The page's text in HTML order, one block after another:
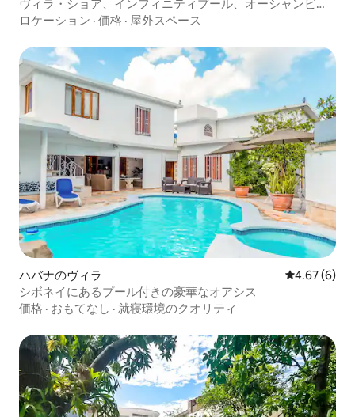
ヴィラ・ショア、インフィニティプール、オーシャンビュ
ー | 寝室5室
ロケーション · 価格 · 屋外スペース
ハバナのヴィラ レビュー6
4.67 (6)
シボネイにあるプール付きの豪華なオアシス
価格 · おもてなし · 就寝環境のクオリティ